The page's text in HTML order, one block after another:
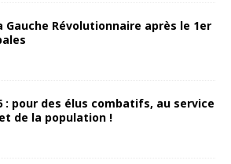
Gauche Révolutionnaire après le 1er
: pour des élus combatifs, au service
de la population !